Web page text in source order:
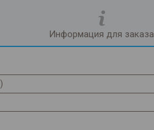
Информация для заказа